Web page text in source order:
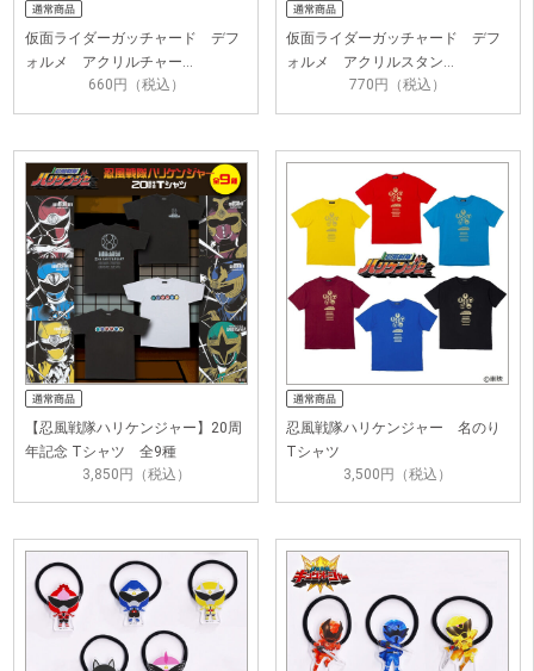
仮面ライダーガッチャード デフ
ォルメ アクリルチャー…
660円（税込）
仮面ライダーガッチャード デフ
ォルメ アクリルスタン…
770円（税込）
【忍風戦隊ハリケンジャー】20周
年記念 Tシャツ 全9種
3,850円（税込）
忍風戦隊ハリケンジャー 名のり
Tシャツ
3,500円（税込）